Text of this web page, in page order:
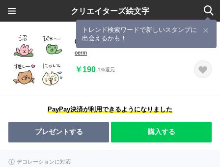
クリエイターズ絵文字
トレンド検索ワードで新しいスタンプに
出会えるかも！
◯ゆるーいアニマルず◯
oerm
￥190 1%還元
PayPay決済が利用できるようになりました
プレゼントする 購入する
デコレーションに対応